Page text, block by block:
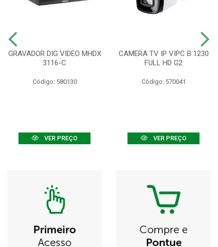
GRAVADOR DIG VIDEO MHDX
3116-C
Código: 580130
VER PREÇO
CAMERA TV IP VIPC B 1230
FULL HD G2
Código: 570041
VER PREÇO